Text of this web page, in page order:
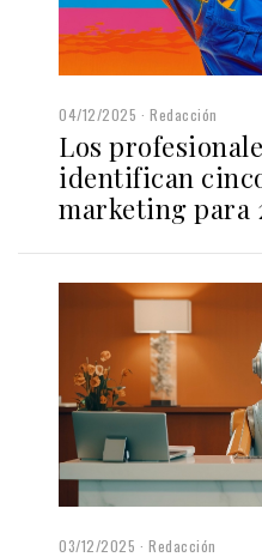
04/12/2025 Redacción
Los
identifican
marketing para
03/12/2025 Redacción